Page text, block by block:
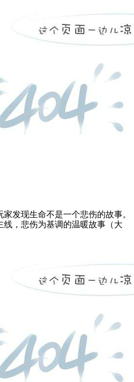
发现生命不是一个悲伤的故事。
，悲伤为基调的温暖故事（大